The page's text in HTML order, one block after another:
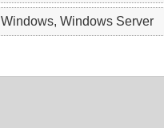
Windows, Windows Server